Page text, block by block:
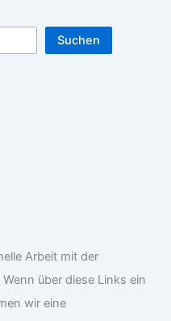
Suchen
Arbeit mit der
über diese Links ein
wir eine